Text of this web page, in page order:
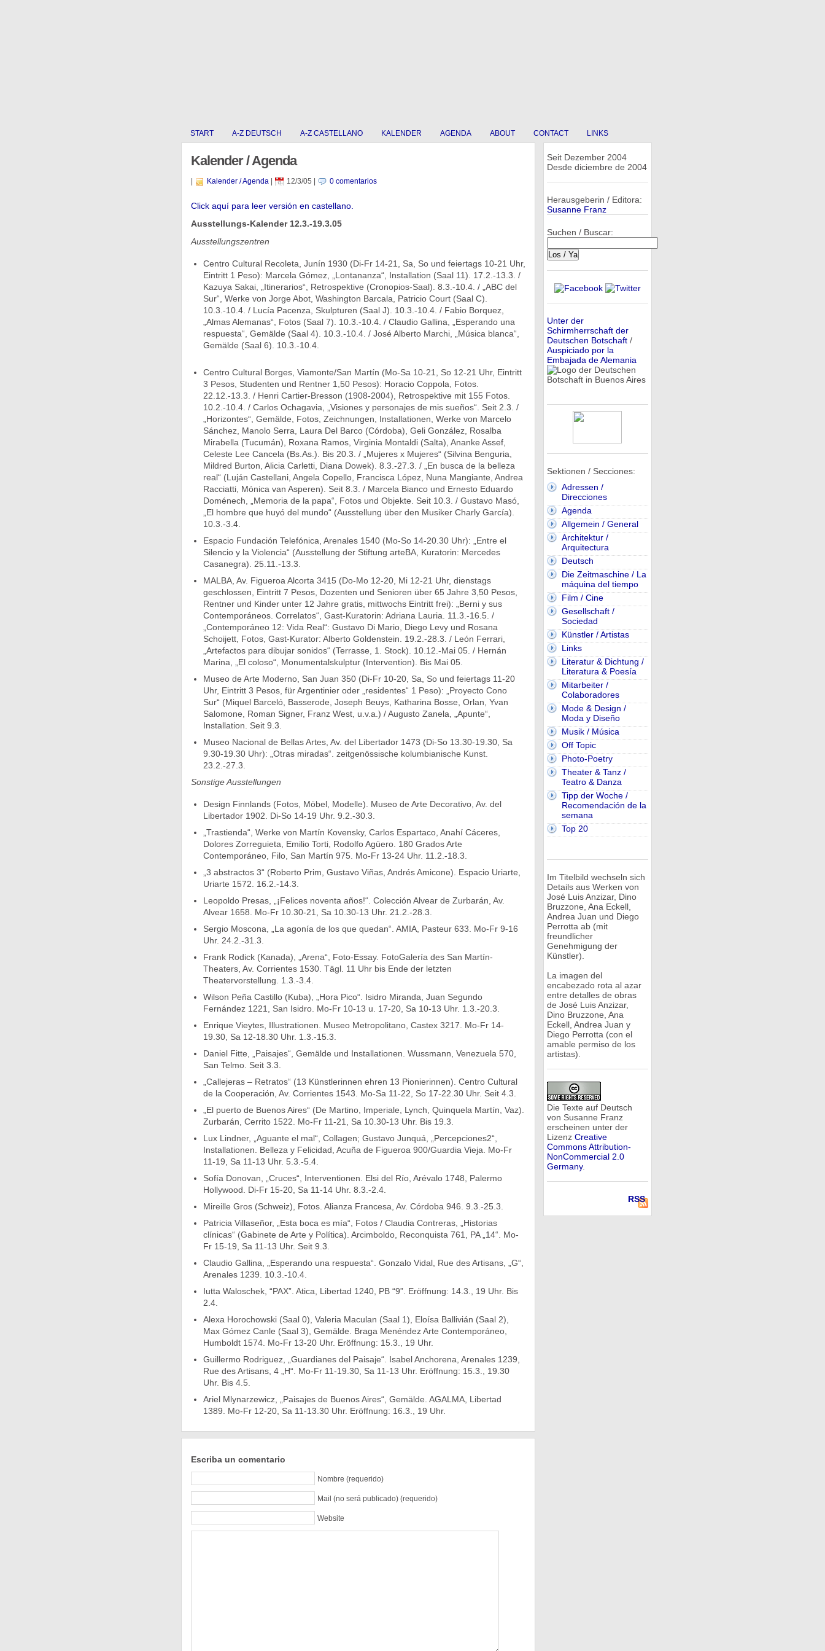
START A-Z DEUTSCH A-Z CASTELLANO KALENDER AGENDA ABOUT CONTACT LINKS
Kalender / Agenda
Kalender / Agenda| 12/3/05 0 comentarios
Click aquí para leer versión en castellano.
Ausstellungs-Kalender 12.3.-19.3.05
Ausstellungszentren
Centro Cultural Recoleta, Junín 1930 (Di-Fr 14-21, Sa, So und feiertags 10-21 Uhr,
Eintritt 1 Peso): Marcela Gómez, „Lontananza“, Installation (Saal 11). 17.2.-13.3. /
Kazuya Sakai, „Itinerarios“, Retrospektive (Cronopios-Saal). 8.3.-10.4. / „ABC del
Sur“, Werke von Jorge Abot, Washington Barcala, Patricio Court (Saal C).
10.3.-10.4. / Lucía Pacenza, Skulpturen (Saal J). 10.3.-10.4. / Fabio Borquez,
„Almas Alemanas“, Fotos (Saal 7). 10.3.-10.4. / Claudio Gallina, „Esperando una
respuesta“, Gemälde (Saal 4). 10.3.-10.4. / José Alberto Marchi, „Música blanca“,
Gemälde (Saal 6). 10.3.-10.4.
Centro Cultural Borges, Viamonte/San Martín (Mo-Sa 10-21, So 12-21 Uhr, Eintritt
3 Pesos, Studenten und Rentner 1,50 Pesos): Horacio Coppola, Fotos.
22.12.-13.3. / Henri Cartier-Bresson (1908-2004), Retrospektive mit 155 Fotos.
10.2.-10.4. / Carlos Ochagavia, „Visiones y personajes de mis sueños“. Seit 2.3. /
„Horizontes“, Gemälde, Fotos, Zeichnungen, Installationen, Werke von Marcelo
Sánchez, Manolo Serra, Laura Del Barco (Córdoba), Geli González, Rosalba
Mirabella (Tucumán), Roxana Ramos, Virginia Montaldi (Salta), Ananke Assef,
Celeste Lee Cancela (Bs.As.). Bis 20.3. / „Mujeres x Mujeres“ (Silvina Benguria,
Mildred Burton, Alicia Carletti, Diana Dowek). 8.3.-27.3. / „En busca de la belleza
real“ (Luján Castellani, Angela Copello, Francisca López, Nuna Mangiante, Andrea
Racciatti, Mónica van Asperen). Seit 8.3. / Marcela Bianco und Ernesto Eduardo
Doménech, „Memoria de la papa“, Fotos und Objekte. Seit 10.3. / Gustavo Masó,
„El hombre que huyó del mundo“ (Ausstellung über den Musiker Charly García).
10.3.-3.4.
Espacio Fundación Telefónica, Arenales 1540 (Mo-So 14-20.30 Uhr): „Entre el
Silencio y la Violencia“ (Ausstellung der Stiftung arteBA, Kuratorin: Mercedes
Casanegra). 25.11.-13.3.
MALBA, Av. Figueroa Alcorta 3415 (Do-Mo 12-20, Mi 12-21 Uhr, dienstags
geschlossen, Eintritt 7 Pesos, Dozenten und Senioren über 65 Jahre 3,50 Pesos,
Rentner und Kinder unter 12 Jahre gratis, mittwochs Eintritt frei): „Berni y sus
Contemporáneos. Correlatos“, Gast-Kuratorin: Adriana Lauria. 11.3.-16.5. /
„Contemporáneo 12: Vida Real“: Gustavo Di Mario, Diego Levy und Rosana
Schoijett, Fotos, Gast-Kurator: Alberto Goldenstein. 19.2.-28.3. / León Ferrari,
„Artefactos para dibujar sonidos“ (Terrasse, 1. Stock). 10.12.-Mai 05. / Hernán
Marina, „El coloso“, Monumentalskulptur (Intervention). Bis Mai 05.
Museo de Arte Moderno, San Juan 350 (Di-Fr 10-20, Sa, So und feiertags 11-20
Uhr, Eintritt 3 Pesos, für Argentinier oder „residentes“ 1 Peso): „Proyecto Cono
Sur“ (Miquel Barceló, Basserode, Joseph Beuys, Katharina Bosse, Orlan, Yvan
Salomone, Roman Signer, Franz West, u.v.a.) / Augusto Zanela, „Apunte“,
Installation. Seit 9.3.
Museo Nacional de Bellas Artes, Av. del Libertador 1473 (Di-So 13.30-19.30, Sa
9.30-19.30 Uhr): „Otras miradas“. zeitgenössische kolumbianische Kunst.
23.2.-27.3.
Sonstige Ausstellungen
Design Finnlands (Fotos, Möbel, Modelle). Museo de Arte Decorativo, Av. del
Libertador 1902. Di-So 14-19 Uhr. 9.2.-30.3.
„Trastienda“, Werke von Martín Kovensky, Carlos Espartaco, Anahí Cáceres,
Dolores Zorreguieta, Emilio Torti, Rodolfo Agüero. 180 Grados Arte
Contemporáneo, Filo, San Martín 975. Mo-Fr 13-24 Uhr. 11.2.-18.3.
„3 abstractos 3“ (Roberto Prim, Gustavo Viñas, Andrés Amicone). Espacio Uriarte,
Uriarte 1572. 16.2.-14.3.
Leopoldo Presas, „¡Felices noventa años!“. Colección Alvear de Zurbarán, Av.
Alvear 1658. Mo-Fr 10.30-21, Sa 10.30-13 Uhr. 21.2.-28.3.
Sergio Moscona, „La agonía de los que quedan“. AMIA, Pasteur 633. Mo-Fr 9-16
Uhr. 24.2.-31.3.
Frank Rodick (Kanada), „Arena“, Foto-Essay. FotoGalería des San Martín-
Theaters, Av. Corrientes 1530. Tägl. 11 Uhr bis Ende der letzten
Theatervorstellung. 1.3.-3.4.
Wilson Peña Castillo (Kuba), „Hora Pico“. Isidro Miranda, Juan Segundo
Fernández 1221, San Isidro. Mo-Fr 10-13 u. 17-20, Sa 10-13 Uhr. 1.3.-20.3.
Enrique Vieytes, Illustrationen. Museo Metropolitano, Castex 3217. Mo-Fr 14-
19.30, Sa 12-18.30 Uhr. 1.3.-15.3.
Daniel Fitte, „Paisajes“, Gemälde und Installationen. Wussmann, Venezuela 570,
San Telmo. Seit 3.3.
„Callejeras – Retratos“ (13 Künstlerinnen ehren 13 Pionierinnen). Centro Cultural
de la Cooperación, Av. Corrientes 1543. Mo-Sa 11-22, So 17-22.30 Uhr. Seit 4.3.
„El puerto de Buenos Aires“ (De Martino, Imperiale, Lynch, Quinquela Martín, Vaz).
Zurbarán, Cerrito 1522. Mo-Fr 11-21, Sa 10.30-13 Uhr. Bis 19.3.
Lux Lindner, „Aguante el mal“, Collagen; Gustavo Junquá, „Percepciones2“,
Installationen. Belleza y Felicidad, Acuña de Figueroa 900/Guardia Vieja. Mo-Fr
11-19, Sa 11-13 Uhr. 5.3.-5.4.
Sofía Donovan, „Cruces“, Interventionen. Elsi del Río, Arévalo 1748, Palermo
Hollywood. Di-Fr 15-20, Sa 11-14 Uhr. 8.3.-2.4.
Mireille Gros (Schweiz), Fotos. Alianza Francesa, Av. Córdoba 946. 9.3.-25.3.
Patricia Villaseñor, „Esta boca es mía“, Fotos / Claudia Contreras, „Historias
clínicas“ (Gabinete de Arte y Política). Arcimboldo, Reconquista 761, PA „14“. Mo-
Fr 15-19, Sa 11-13 Uhr. Seit 9.3.
Claudio Gallina, „Esperando una respuesta“. Gonzalo Vidal, Rue des Artisans, „G“,
Arenales 1239. 10.3.-10.4.
Iutta Waloschek, “PAX”. Atica, Libertad 1240, PB “9”. Eröffnung: 14.3., 19 Uhr. Bis
2.4.
Alexa Horochowski (Saal 0), Valeria Maculan (Saal 1), Eloísa Ballivián (Saal 2),
Max Gómez Canle (Saal 3), Gemälde. Braga Menéndez Arte Contemporáneo,
Humboldt 1574. Mo-Fr 13-20 Uhr. Eröffnung: 15.3., 19 Uhr.
Guillermo Rodriguez, „Guardianes del Paisaje“. Isabel Anchorena, Arenales 1239,
Rue des Artisans, 4 „H“. Mo-Fr 11-19.30, Sa 11-13 Uhr. Eröffnung: 15.3., 19.30
Uhr. Bis 4.5.
Ariel Mlynarzewicz, „Paisajes de Buenos Aires“, Gemälde. AGALMA, Libertad
1389. Mo-Fr 12-20, Sa 11-13.30 Uhr. Eröffnung: 16.3., 19 Uhr.
Escriba un comentario
Nombre (requerido)
Mail (no será publicado) (requerido)
Website
Seit Dezember 2004
Desde diciembre de 2004
Herausgeberin / Editora:
Susanne Franz
Suchen / Buscar:
Unter der
Schirmherrschaft der
Deutschen Botschaft/
Auspiciado por la
Embajada de Alemania
Sektionen / Secciones:
Adressen /
Direcciones
Agenda
Allgemein / General
Architektur /
Arquitectura
Deutsch
Die Zeitmaschine / La
máquina del tiempo
Film / Cine
Gesellschaft /
Sociedad
Künstler / Artistas
Links
Literatur & Dichtung /
Literatura & Poesía
Mitarbeiter /
Colaboradores
Mode & Design /
Moda y Diseño
Musik / Música
Off Topic
Photo-Poetry
Theater & Tanz /
Teatro & Danza
Tipp der Woche /
Recomendación de la
semana
Top 20
Im Titelbild wechseln sich
Details aus Werken von
José Luis Anzizar, Dino
Bruzzone, Ana Eckell,
Andrea Juan und Diego
Perrotta ab (mit
freundlicher
Genehmigung der
Künstler).
La imagen del
encabezado rota al azar
entre detalles de obras
de José Luis Anzizar,
Dino Bruzzone, Ana
Eckell, Andrea Juan y
Diego Perrotta (con el
amable permiso de los
artistas).
Die Texte auf Deutsch
von Susanne Franz
erscheinen unter der
Lizenz Creative
Commons Attribution-
NonCommercial 2.0
Germany.
RSS